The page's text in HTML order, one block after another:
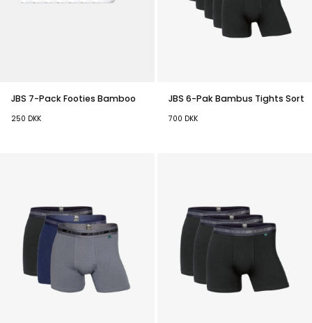
JBS 7-Pack Footies Bamboo
250 DKK
JBS 6-Pak Bambus Tights Sort
700 DKK